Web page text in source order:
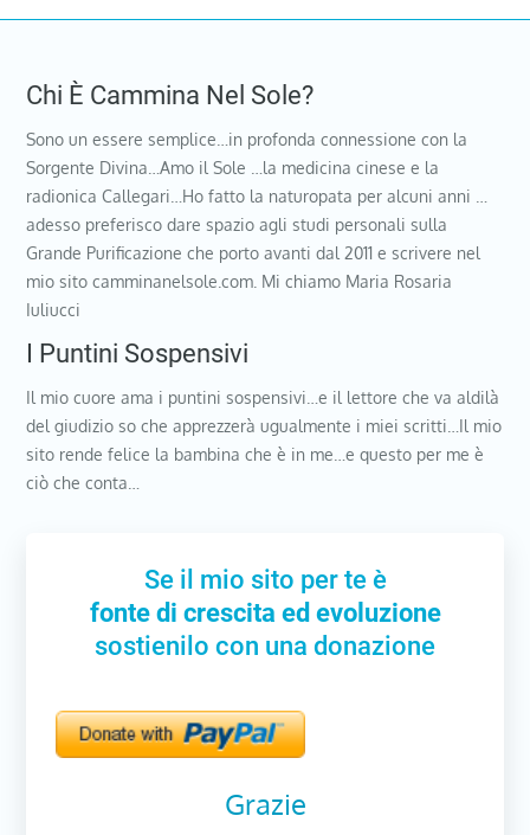
Chi È Cammina Nel Sole?
Sono un essere semplice…in profonda connessione con la
Sorgente Divina…Amo il Sole …la medicina cinese e la
radionica Callegari…Ho fatto la naturopata per alcuni anni …
adesso preferisco dare spazio agli studi personali sulla
Grande Purificazione che porto avanti dal 2011 e scrivere nel
mio sito camminanelsole.com. Mi chiamo Maria Rosaria
Iuliucci
I Puntini Sospensivi
Il mio cuore ama i puntini sospensivi…e il lettore che va aldilà
del giudizio so che apprezzerà ugualmente i miei scritti…Il mio
sito rende felice la bambina che è in me…e questo per me è
ciò che conta…
Se il mio sito per te è
fonte di crescita ed evoluzione
sostienilo con una donazione
Grazie